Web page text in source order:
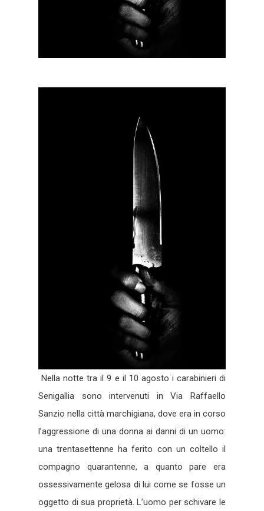
Nella notte tra il 9 e il 10 agosto i carabinieri di
Senigallia sono intervenuti in Via Raffaello
Sanzio nella città marchigiana, dove era in corso
l’aggressione di una donna ai danni di un uomo:
una trentasettenne ha ferito con un coltello il
compagno quarantenne, a quanto pare era
ossessivamente gelosa di lui come se fosse un
oggetto di sua proprietà. L’uomo per schivare le